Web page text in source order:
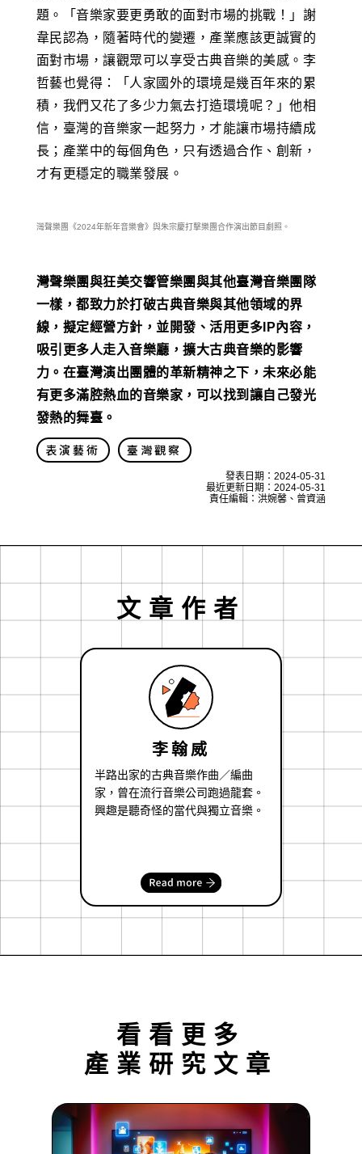
題。「音樂家要更勇敢的面對市場的挑戰！」謝
韋民認為，隨著時代的變遷，產業應該更誠實的
面對市場，讓觀眾可以享受古典音樂的美感。李
哲藝也覺得：「人家國外的環境是幾百年來的累
積，我們又花了多少力氣去打造環境呢？」他相
信，臺灣的音樂家一起努力，才能讓市場持續成
長；產業中的每個角色，只有透過合作、創新，
才有更穩定的職業發展。
灣聲樂團《2024年新年音樂會》與朱宗慶打擊樂團合作演出節目劇照。
灣聲樂團與狂美交響管樂團與其他臺灣音樂團隊
一樣，都致力於打破古典音樂與其他領域的界
線，擬定經營方針，並開發、活用更多IP內容，
吸引更多人走入音樂廳，擴大古典音樂的影響
力。在臺灣演出團體的革新精神之下，未來必能
有更多滿腔熱血的音樂家，可以找到讓自己發光
發熱的舞臺。
表演藝術 臺灣觀察
發表日期：2024-05-31
最近更新日期：2024-05-31
責任編輯：洪婉馨、曾資涵
文章作者
李翰威
半路出家的古典音樂作曲／編曲
家，曾在流行音樂公司跑過龍套。
興趣是聽奇怪的當代與獨立音樂。
看看更多
產業研究 文章